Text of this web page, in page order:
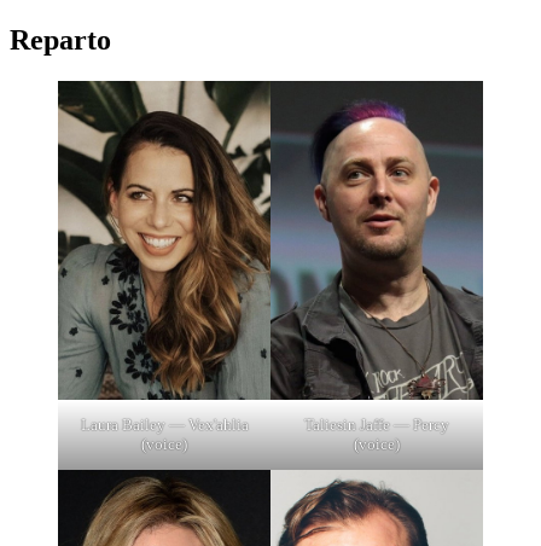
Reparto
Laura Bailey — Vex'ahlia
(voice)
Taliesin Jaffe — Percy
(voice)